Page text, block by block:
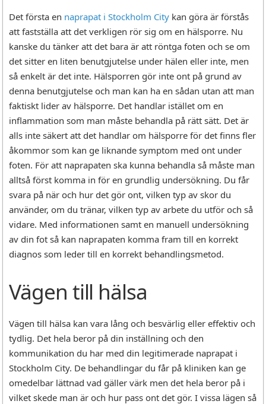
Det första en naprapat i Stockholm City kan göra är förstås
att fastställa att det verkligen rör sig om en hälsporre. Nu
kanske du tänker att det bara är att röntga foten och se om
det sitter en liten benutgjutelse under hälen eller inte, men
så enkelt är det inte. Hälsporren gör inte ont på grund av
denna benutgjutelse och man kan ha en sådan utan att man
faktiskt lider av hälsporre. Det handlar istället om en
inflammation som man måste behandla på rätt sätt. Det är
alls inte säkert att det handlar om hälsporre för det finns fler
åkommor som kan ge liknande symptom med ont under
foten. För att naprapaten ska kunna behandla så måste man
alltså först komma in för en grundlig undersökning. Du får
svara på när och hur det gör ont, vilken typ av skor du
använder, om du tränar, vilken typ av arbete du utför och så
vidare. Med informationen samt en manuell undersökning
av din fot så kan naprapaten komma fram till en korrekt
diagnos som leder till en korrekt behandlingsmetod.
Vägen till hälsa
Vägen till hälsa kan vara lång och besvärlig eller effektiv och
tydlig. Det hela beror på din inställning och den
kommunikation du har med din legitimerade naprapat i
Stockholm City. De behandlingar du får på kliniken kan ge
omedelbar lättnad vad gäller värk men det hela beror på i
vilket skede man är och hur pass ont det gör. I vissa lägen så